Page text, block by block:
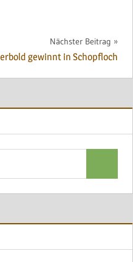
Nächster Beitrag
gewinnt in Schopfloch